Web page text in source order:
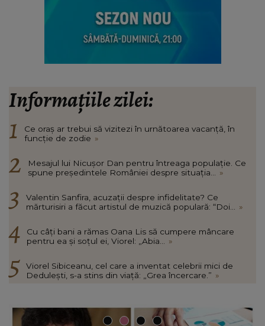
Informațiile zilei:
Ce oraș ar trebui să vizitezi în urnătoarea vacanță, în
funcție de zodie »
Mesajul lui Nicușor Dan pentru întreaga populație. Ce
spune președintele României despre situația...
»
Valentin Sanfira, acuzații despre infidelitate? Ce
mărturisiri a făcut artistul de muzică populară: “Doi...
»
Cu câți bani a rămas Oana Lis să cumpere mâncare
pentru ea și soțul ei, Viorel: „Abia...
»
Viorel Sibiceanu, cel care a inventat celebrii mici de
Dedulești, s-a stins din viață: „Grea încercare.” »